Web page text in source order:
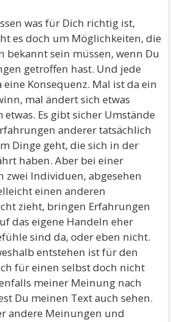
was für Dich richtig ist,
es doch um Möglichkeiten, die
bekannt sein müssen, wenn Du
getroffen hast. Und jede
Konsequenz. Mal ist da ein
mal ändert sich etwas
Es gibt sicher Umstände
anderer tatsächlich
Dinge geht, die sich in der
haben. Aber bei einer
zwei Individuen, abgesehen
einen anderen
zieht, bringen Erfahrungen
das eigene Handeln eher
sind da, oder eben nicht.
entstehen ist für den
für einen selbst doch nicht
meiner Meinung nach
Du meinen Text auch sehen.
andere Meinungen und